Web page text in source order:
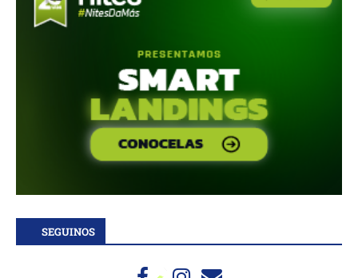
SEGUINOS